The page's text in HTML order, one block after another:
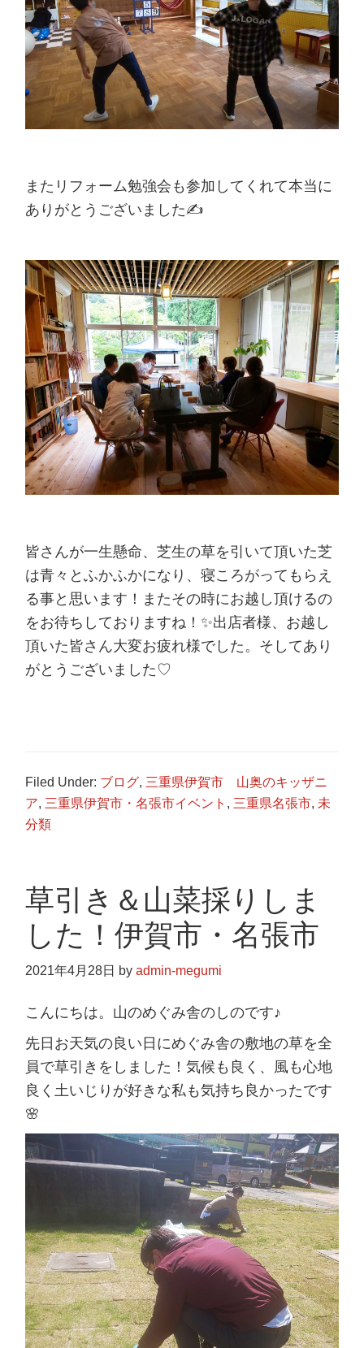
またリフォーム勉強会も参加してくれて本当に
ありがとうございました✍
皆さんが一生懸命、芝生の草を引いて頂いた芝
は青々とふかふかになり、寝ころがってもらえ
る事と思います！またその時にお越し頂けるの
をお待ちしておりますね！✨出店者様、お越し
頂いた皆さん大変お疲れ様でした。そしてあり
がとうございました♡
Filed Under: ブログ, 三重県伊賀市 山奥のキッザニ
ア, 三重県伊賀市・名張市イベント , 三重県名張市, 未
分類
草引き＆山菜採りしま
した！伊賀市・名張市
2021年4月28日 byadmin-megumi
こんにちは。山のめぐみ舎のしのです♪
先日お天気の良い日にめぐみ舎の敷地の草を全
員で草引きをしました！気候も良く、風も心地
良く土いじりが好きな私も気持ち良かったです
🌸